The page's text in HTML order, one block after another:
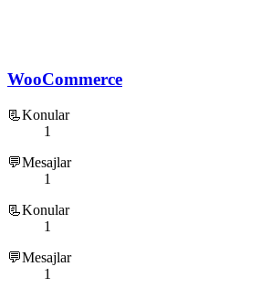
WooCommerce
📃Konular
1
💬Mesajlar
1
📃Konular
1
💬Mesajlar
1